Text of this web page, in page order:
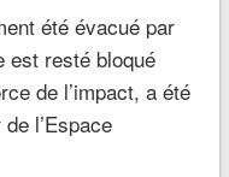
été évacué par
est resté bloqué
de l’impact, a été
l’Espace